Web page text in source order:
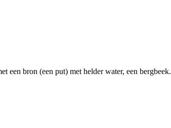
een bron (een put) met helder water, een bergbeek.